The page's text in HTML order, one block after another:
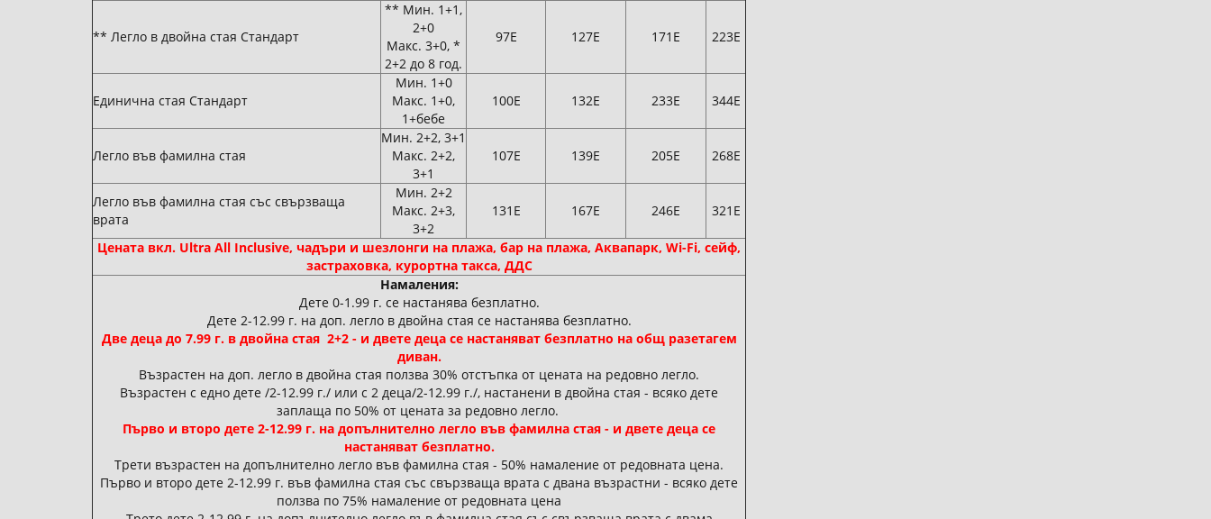
** Легло в двойна стая Стандарт
** Мин. 1+1,
2+0
Макс. 3+0, *
2+2 до 8 год.
97Е 127Е 171Е 223Е
Единична стая Стандарт
Мин. 1+0
Макс. 1+0,
1+бебе
100Е 132Е 233Е 344Е
Легло във фамилна стая
Мин. 2+2, 3+1
Макс. 2+2,
3+1
107Е 139Е 205Е 268Е
Легло във фамилна стая със свързваща
врата
Мин. 2+2
Макс. 2+3,
3+2
131Е 167Е 246Е 321Е
Цената вкл. Ultra All Inclusive, чадъри и шезлонги на плажа, бар на плажа, Аквапарк, Wi-Fi, сейф,
застраховка, курортна такса, ДДС
Намаления:
Дете 0-1.99 г. се настанява безплатно.
Дете 2-12.99 г. на доп. легло в двойна стая се настанява безплатно.
Две деца до 7.99 г. в двойна стая 2+2 - и двете деца се настаняват безплатно на общ разетагем
диван.
Възрастен на доп. легло в двойна стая ползва 30% отстъпка от цената на редовно легло.
Възрастен с едно дете /2-12.99 г./ или с 2 деца/2-12.99 г./, настанени в двойна стая - всяко дете
заплаща по 50% от цената за редовно легло.
Първо и второ дете 2-12.99 г. на допълнително легло във фамилна стая - и двете деца се
настаняват безплатно.
Трети възрастен на допълнително легло във фамилна стая - 50% намаление от редовната цена.
Първо и второ дете 2-12.99 г. във фамилна стая със свързваща врата с двана възрастни - всяко дете
ползва по 75% намаление от редовната цена